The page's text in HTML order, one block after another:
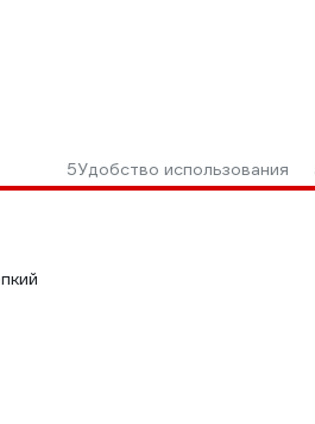
5Удобство использования